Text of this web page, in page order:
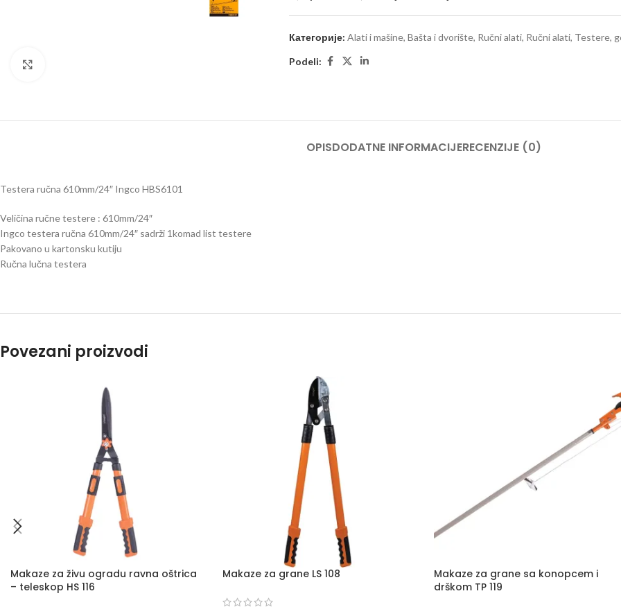
Категорије: Alati i mašine, Bašta i dvorište, Ručni alati, Ručni alati, Testere,
Podeli:
OPISDODATNE INFORMACIJERECENZIJE (0)
Testera ručna 610mm/24″ Ingco HBS6101
Veličina ručne testere : 610mm/24″
Ingco testera ručna 610mm/24″ sadrži 1komad list testere
Pakovano u kartonsku kutiju
Ručna lučna testera
Povezani proizvodi
Makaze za živu ogradu ravna oštrica
– teleskop HS 116
Makaze za grane LS 108
Makaze za grane sa konopcem i
drškom TP 119